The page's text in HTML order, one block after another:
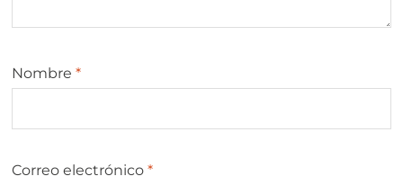
Nombre *
Correo electrónico *